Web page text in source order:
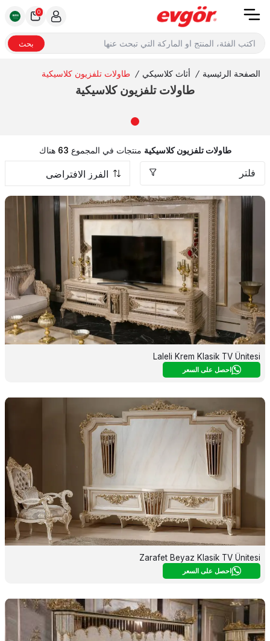
بحث
0
الصفحة الرئيسية / أثاث كلاسيكي / طاولات تلفزيون كلاسيكية
طاولات تلفزيون كلاسيكية
فلتر
طاولات تلفزيون كلاسيكية منتجات في المجموع 63 هناك
Laleli Krem Klasik TV Ünitesi
احصل على السعر
Zarafet Beyaz Klasik TV Ünitesi
احصل على السعر